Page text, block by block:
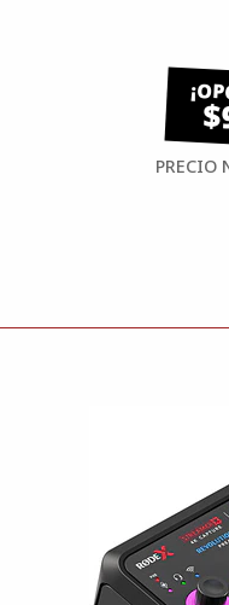
PRECIO